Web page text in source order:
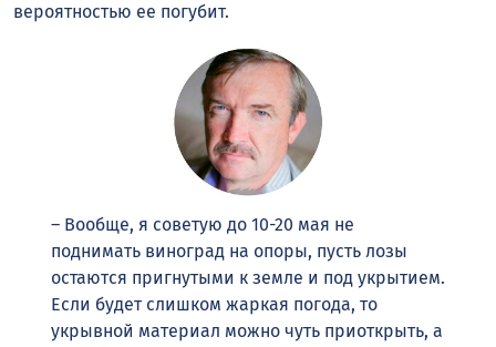
вероятностью ее погубит.
– Вообще, я советую до 10-20 мая не
поднимать виноград на опоры, пусть лозы
остаются пригнутыми к земле и под укрытием.
Если будет слишком жаркая погода, то
укрывной материал можно чуть приоткрыть, а